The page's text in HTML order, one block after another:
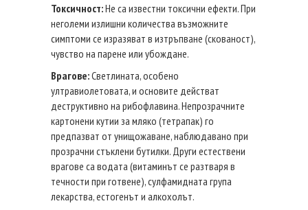
Токсичност:Не са известни токсични ефекти. При
неголеми излишни количества възможните
симптоми се изразяват в изтръпване (скованост),
чувство на парене или убождане.
Врагове:Светлината, особено
ултравиолетовата, и основите действат
деструктивно на рибофлавина. Непрозрачните
картонени кутии за мляко (тетрапак) го
предпазват от унищожаване, наблюдавано при
прозрачни стъклени бутилки. Други естествени
врагове са водата (витаминът се разтваря в
течности при готвене), сулфамидната група
лекарства, естогенът и алкохолът.